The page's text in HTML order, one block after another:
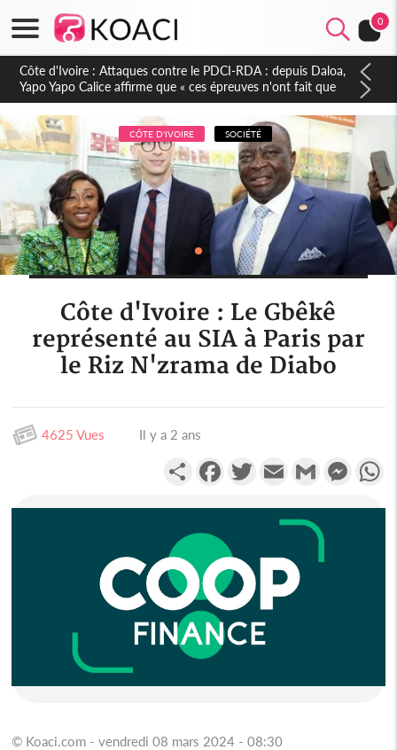
0
Côte d'Ivoire : Le Colonel-Major Fofié Kouakou est décédé,
l'armée perd une figure de la 2e Région militaire
CÔTE D'IVOIRE SOCIÉTÉ
Côte d'Ivoire : Le Gbêkê
représenté au SIA à Paris par
le Riz N'zrama de Diabo
4625 Vues Il y a 2 ans
PartagerFacebookTwitterEmail Gmail
© Koaci.com - vendredi 08 mars 2024 - 08:30